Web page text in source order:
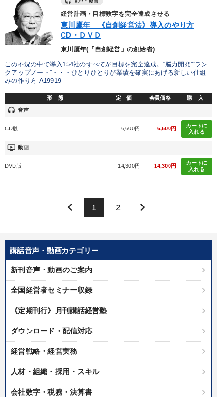
講話音声・動画カテゴリー
新刊音声・動画のご案内
全国経営者セミナー収録
《定期刊行》月刊講話経営塾
ダウンロード・配信対応
経営戦略・経営実務
人材・組織・採用・スキル
会社数字・税務・決算書
経営計画・目標数字を完全達成させる
東川鷹年 《自創経営法》導入のやり方
CD・ＤＶＤ
東川鷹年(「自創経営」の創始者)
この不況の中で導入154社のすべてが目標を完全達成。“脳力開発”“ラン
クアップノート”・・・ひとりひとりが業績を確実にあげる新しい仕組
みの作り方 A19919
形 態 定 価 会員価格 購 入
headset 音声
CD版 6,600円 6,600円
カートに
入れる
ondemand_video 動画
DVD版 14,300円 14,300円
カートに
入れる
keyboard_arrow_left 1 2 keyboard_arrow_right